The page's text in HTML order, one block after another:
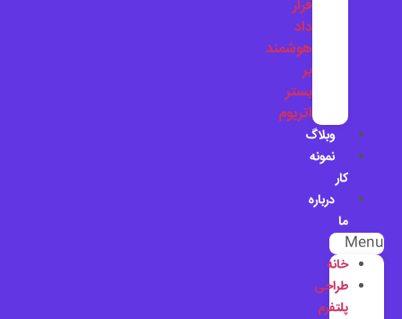
قرار
داد
هوشمند
بر
بستر
اتریوم
وبلاگ
نمونه
کار
درباره
ما
Menu
خانه
طراحی
پلتفرم